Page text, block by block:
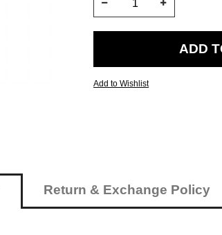
Add to Wishlist
Return & Exchange Policy